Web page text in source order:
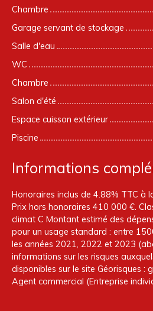
Chambre
Garage servant de stockage
Salle d'eau
WC
Chambre
Salon d'été
Espace cuisson extérieur
Piscine
Informations
Honoraires inclus de 4.88% TTC à
Prix hors honoraires 410 000 €.
climat C Montant estimé des
pour un usage standard : entre
les années 2021, 2022 et 2023
informations sur les risques
disponibles sur le site Géorisques :
Agent commercial (Entreprise